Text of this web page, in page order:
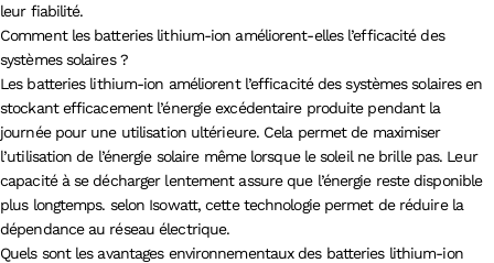
leur fiabilité.
Comment les batteries lithium-ion améliorent-elles l’efficacité des
systèmes solaires ?
Les batteries lithium-ion améliorent l’efficacité des systèmes solaires en
stockant efficacement l’énergie excédentaire produite pendant la
journée pour une utilisation ultérieure. Cela permet de maximiser
l’utilisation de l’énergie solaire même lorsque le soleil ne brille pas. Leur
capacité à se décharger lentement assure que l’énergie reste disponible
plus longtemps. selon Isowatt, cette technologie permet de réduire la
dépendance au réseau électrique.
Quels sont les avantages environnementaux des batteries lithium-ion